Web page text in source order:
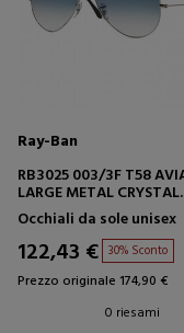
Ray-Ban
RB3025 003/3F T58
LARGE METAL CRYSTAL
GRADIENT LIGHT
Occhiali da sole unisex
122,43 € 30% Sconto
Prezzo originale 174,90 €
0 riesami